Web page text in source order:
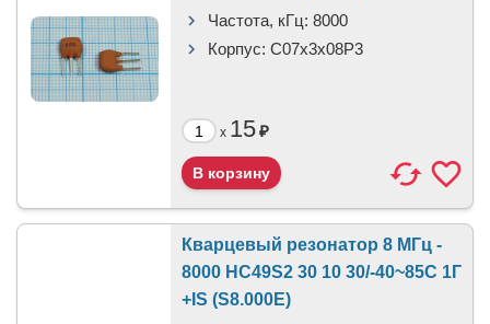
Частота, кГц: 8000
Корпус: C07x3x08P3
x 15₽
Кварцевый резонатор 8 МГц -
8000 HC49S2 30 10 30/-40~85C 1Г
+IS (S8.000E)